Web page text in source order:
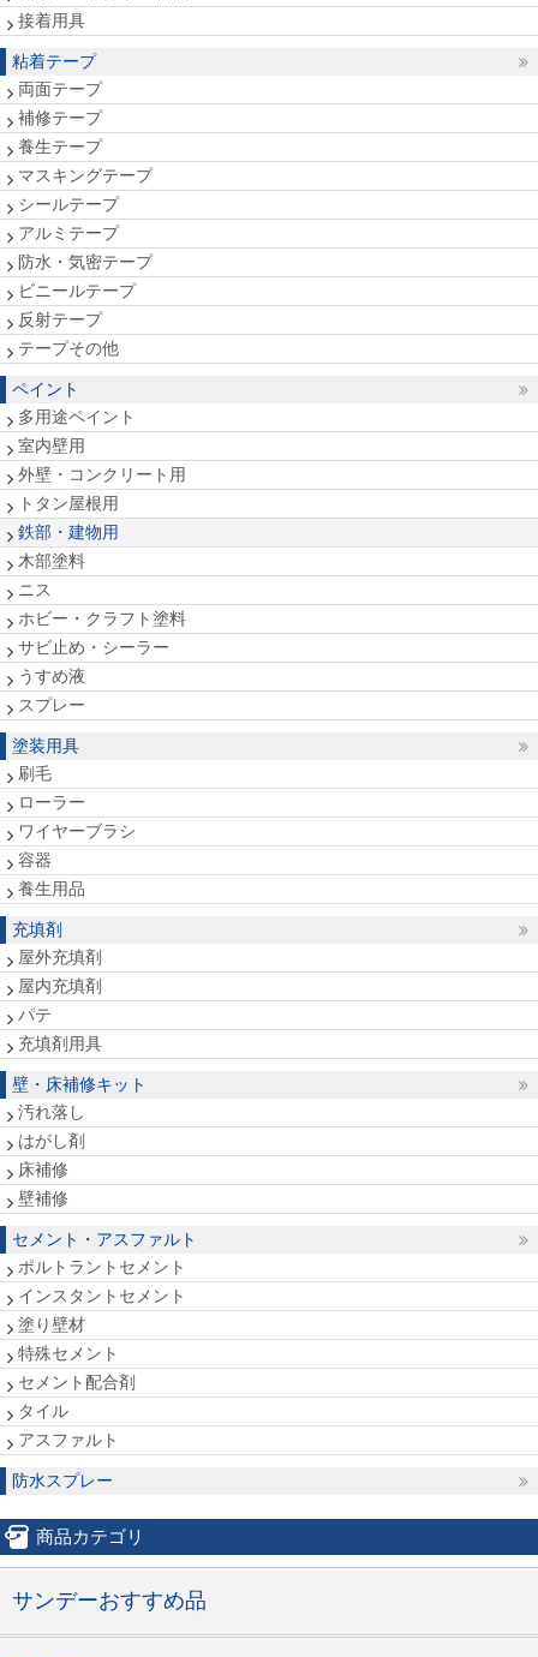
接着用具
粘着テープ
両面テープ
補修テープ
養生テープ
マスキングテープ
シールテープ
アルミテープ
防水・気密テープ
ビニールテープ
反射テープ
テープその他
ペイント
多用途ペイント
室内壁用
外壁・コンクリート用
トタン屋根用
鉄部・建物用
木部塗料
ニス
ホビー・クラフト塗料
サビ止め・シーラー
うすめ液
スプレー
塗装用具
刷毛
ローラー
ワイヤーブラシ
容器
養生用品
充填剤
屋外充填剤
屋内充填剤
パテ
充填剤用具
壁・床補修キット
汚れ落し
はがし剤
床補修
壁補修
セメント・アスファルト
ポルトラントセメント
インスタントセメント
塗り壁材
特殊セメント
セメント配合剤
タイル
アスファルト
防水スプレー
商品カテゴリ
サンデーおすすめ品